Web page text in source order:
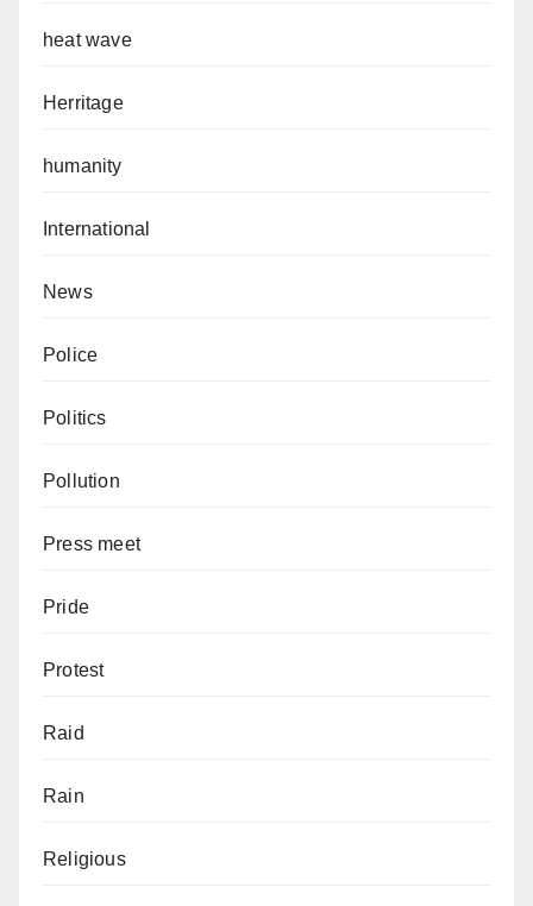
heat wave
Herritage
humanity
International
News
Police
Politics
Pollution
Press meet
Pride
Protest
Raid
Rain
Religious